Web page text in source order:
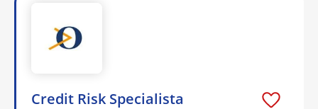
Credit Risk Specialista